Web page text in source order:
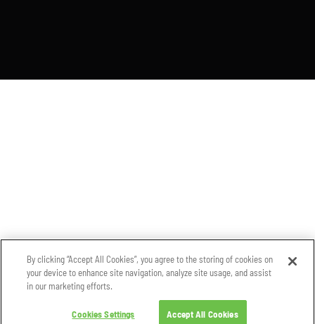
By clicking “Accept All Cookies”, you agree to the storing of cookies on
your device to enhance site navigation, analyze site usage, and assist
in our marketing efforts.
Cookies Settings Accept All Cookies